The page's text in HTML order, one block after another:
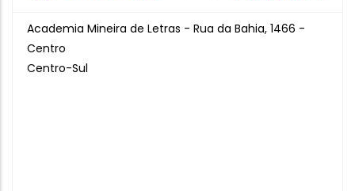
Academia Mineira de Letras - Rua da Bahia, 1466 -
Centro
Centro-Sul